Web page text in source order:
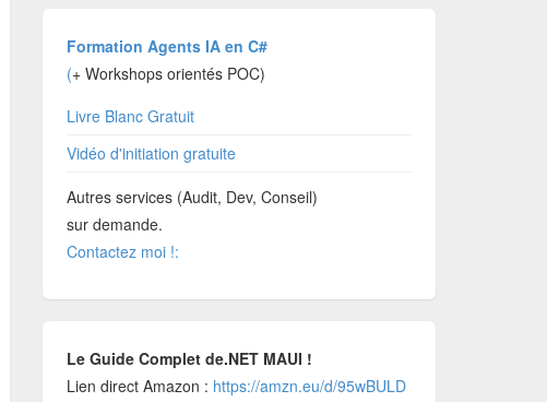
Formation Agents IA en C#
(+ Workshops orientés POC)
Livre Blanc Gratuit
Vidéo d'initiation gratuite
Autres services (Audit, Dev, Conseil)
sur demande.
Contactez moi !:
Le Guide Complet de.NET MAUI !
Lien direct Amazon : https://amzn.eu/d/95wBULD